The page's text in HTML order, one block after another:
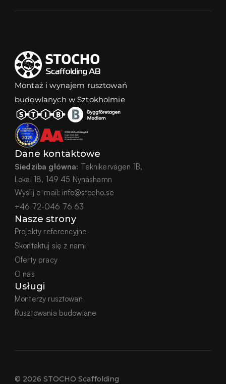
Montaż i wynajem rusztowań
budowlanych w Sztokholmie
Dane kontaktowe
Siedziba główna: Teknikervägen 1B,
Lokal 18, 149 45 Nynäshamn
Wyślij e-mail: info@stocho.se
+46 72-046 76 63
Nasze strony
Projekty referencyjne
Skontaktuj się z nami
Oferty pracy
O nas
Usługi
Monterzy rusztowań
Rusztowania budowlane
© 2026 STOCHO Scaffolding